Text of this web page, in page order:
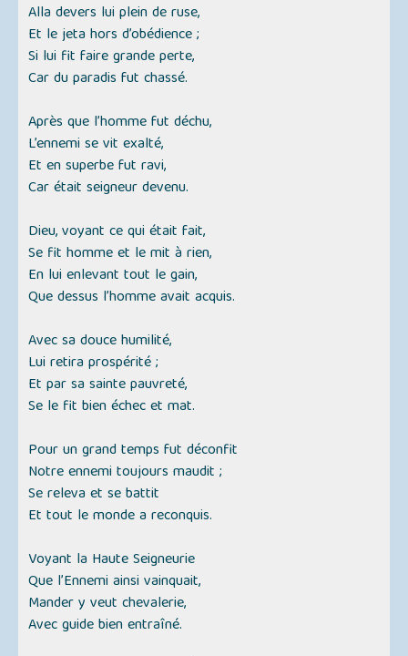
Alla devers lui plein de ruse,
Et le jeta hors d’obédience ;
Si lui fit faire grande perte,
Car du paradis fut chassé.
Après que l’homme fut déchu,
L’ennemi se vit exalté,
Et en superbe fut ravi,
Car était seigneur devenu.
Dieu, voyant ce qui était fait,
Se fit homme et le mit à rien,
En lui enlevant tout le gain,
Que dessus l’homme avait acquis.
Avec sa douce humilité,
Lui retira prospérité ;
Et par sa sainte pauvreté,
Se le fit bien échec et mat.
Pour un grand temps fut déconfit
Notre ennemi toujours maudit ;
Se releva et se battit
Et tout le monde a reconquis.
Voyant la Haute Seigneurie
Que l’Ennemi ainsi vainquait,
Mander y veut chevalerie,
Avec guide bien entraîné.